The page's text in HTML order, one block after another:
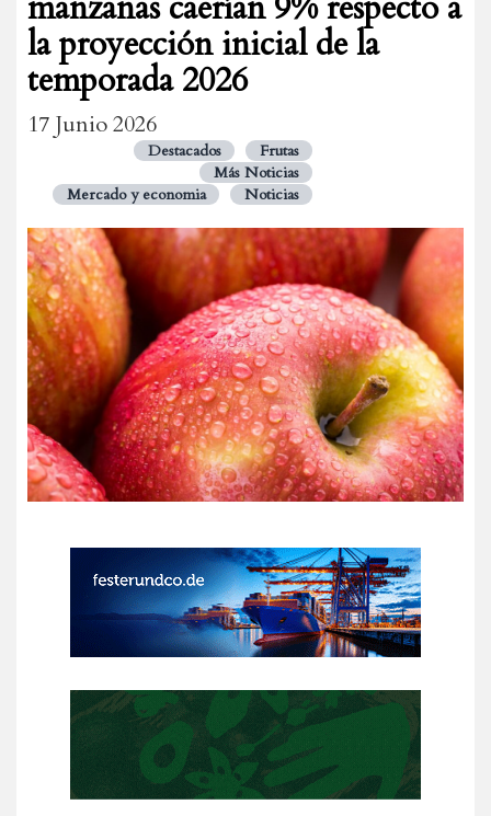
la proyección inicial de la
temporada 2026
17 Junio 2026
Destacados
Frutas
Más Noticias
Mercado y economia
Noticias